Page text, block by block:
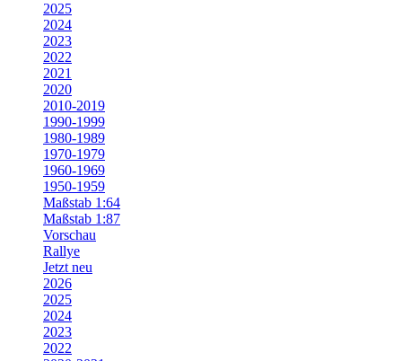
2025
2024
2023
2022
2021
2020
2010-2019
1990-1999
1980-1989
1970-1979
1960-1969
1950-1959
Maßstab 1:64
Maßstab 1:87
Vorschau
Rallye
Jetzt neu
2026
2025
2024
2023
2022